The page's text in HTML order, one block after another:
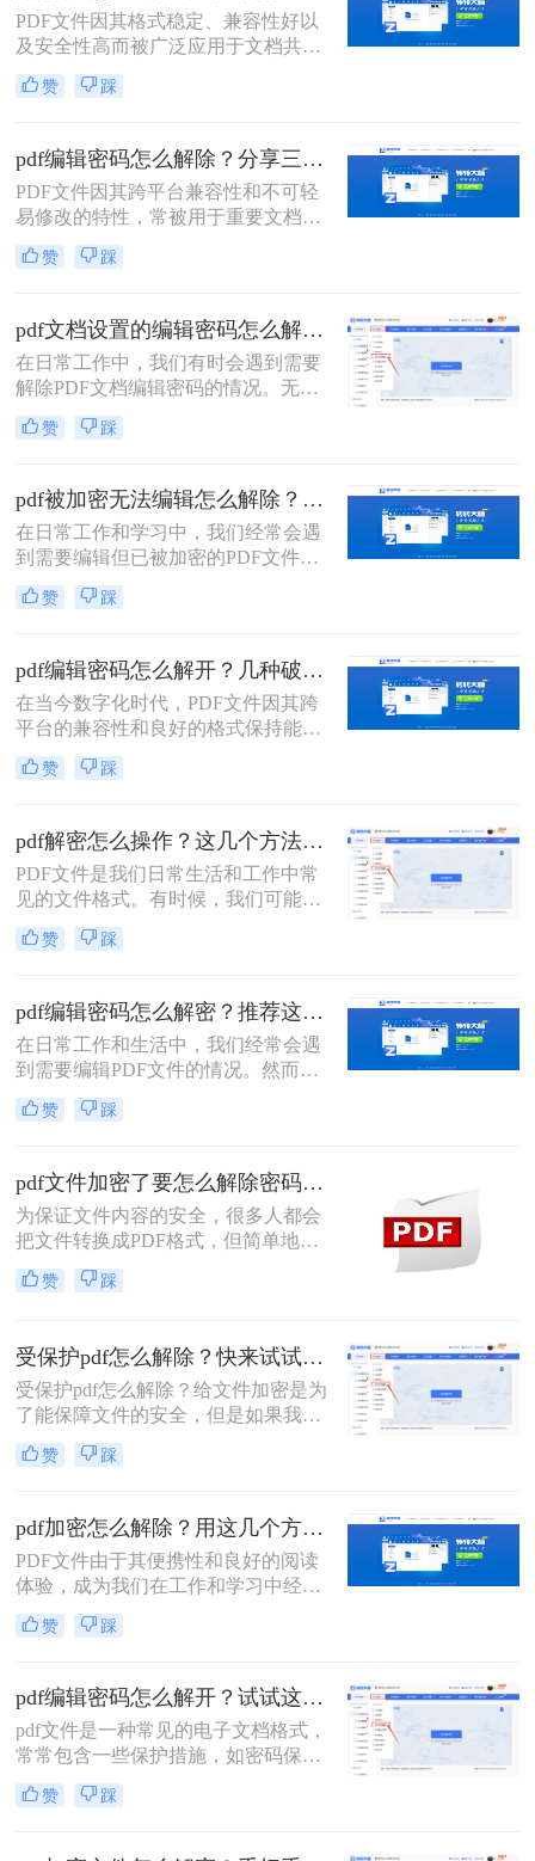
PDF文件因其格式稳定、兼容性好以
及安全性高而被广泛应用于文档共享
和存储。然而，有时我们可能需要取
消PDF文件的编辑密码，以便进行进
编辑密码呢？本文将介绍三种取消
PDF编辑密码的方法。
赞 踩
pdf编辑密码怎么解除？分享三种实用方法！
PDF文件因其跨平台兼容性和不可轻
易修改的特性，常被用于重要文档的
存储和传输。然而，当PDF文件被设
置了编辑密码时，我们就需要采取一
么pdf编辑密码怎么解除呢？本文将介
绍三种解除PDF编辑密码的方法。
赞 踩
pdf文档设置的编辑密码怎么解除？分享二种常用解除方式！
在日常工作中，我们有时会遇到需要
解除PDF文档编辑密码的情况。无论
是为了方便查阅还是为了进一步编
辑，了解如何安全有效地解除PDF文
文档设置的编辑密码怎么解除呢？本
文将介绍两种常见的解除PDF文档编
辑密码的方法，并提供相应的推荐工
具及操作步骤。
赞 踩
pdf被加密无法编辑怎么解除？教你4招轻松摆平！
在日常工作和学习中，我们经常会遇
到需要编辑但已被加密的PDF文件。
这些加密措施通常是为了保护文件的
机密性和完整性，但在某些情况下，
详细介绍如pdf被加密无法编辑怎么解
除，并提供一系列实用的步骤和策
略。
赞 踩
pdf编辑密码怎么解开？几种破解方法来试试看！
在当今数字化时代，PDF文件因其跨
平台的兼容性和良好的格式保持能力
而广泛应用于各个领域。然而，有时
我们会遇到一些带有编辑限制的PDF
以防止未经授权的修改。那么pdf编辑
密码怎么解开呢？本文将介绍几种解
开PDF编辑密码的有效方法，帮助您
轻松应对这一挑战。
赞 踩
pdf解密怎么操作？这几个方法可以试一试！
PDF文件是我们日常生活和工作中常
见的文件格式。有时候，我们可能会
遇到一些加密的PDF文件，这给我们
的阅读和编辑带来了一些困扰。那
介绍解密PDF文件的几种方法，帮助
你轻松解锁你的文件。
赞 踩
pdf编辑密码怎么解密？推荐这三种PDF解码方法！
在日常工作和生活中，我们经常会遇
到需要编辑PDF文件的情况。然而，
有些PDF文件会设置密码保护，限制
了我们对其内容的修改和编辑。那
为您介绍几种常见的解密方法，让您
轻松应对这一问题。
赞 踩
pdf文件加密了要怎么解除密码？教你2个PDF解密方法
为保证文件内容的安全，很多人都会
把文件转换成PDF格式，但简单地将
PDF格式转换成PDF格式是不够的，
所以还会在文件上加一个“锁”，想要
流程，下面就来给大家详细的讲解一
下吧。
赞 踩
受保护pdf怎么解除？快来试试这三种方法！
受保护pdf怎么解除？给文件加密是为
了能保障文件的安全，但是如果我们
需要快速打开一些PDF文件的话，必
须先将文件解密，但是想顺利解除
业的工具的，今天给大家分享PDF解
密方法。
赞 踩
pdf加密怎么解除？用这几个方法1秒立即解密！
PDF文件由于其便携性和良好的阅读
体验，成为我们在工作和学习中经常
使用的文件格式之一。然而，当遇到
加密的PDF文件时，我们可能无法直
细介绍PDF加密怎么解除，帮助您轻
松访问文件内容。
赞 踩
pdf编辑密码怎么解开？试试这三种解除方法！
pdf文件是一种常见的电子文档格式，
常常包含一些保护措施，如密码保护
和权限设置。这些保护措施可以确保
只有授权用户才能访问或编辑文件，
而，有时可能需要解除这些保护措施
赞 踩